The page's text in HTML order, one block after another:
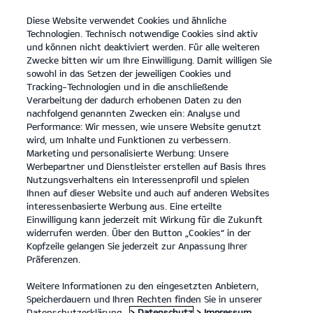
open
menu
KONTAKT
Diese Website verwendet Cookies und ähnliche
Technologien. Technisch notwendige Cookies sind aktiv
und können nicht deaktiviert werden. Für alle weiteren
Zwecke bitten wir um Ihre Einwilligung. Damit willigen Sie
sowohl in das Setzen der jeweiligen Cookies und
Tracking-Technologien und in die anschließende
Verarbeitung der dadurch erhobenen Daten zu den
nachfolgend genannten Zwecken ein: Analyse und
Performance: Wir messen, wie unsere Website genutzt
wird, um Inhalte und Funktionen zu verbessern.
Marketing und personalisierte Werbung: Unsere
Werbepartner und Dienstleister erstellen auf Basis Ihres
Nutzungsverhaltens ein Interessenprofil und spielen
Ihnen auf dieser Website und auch auf anderen Websites
interessenbasierte Werbung aus. Eine erteilte
Einwilligung kann jederzeit mit Wirkung für die Zukunft
widerrufen werden. Über den Button „Cookies“ in der
Kopfzeile gelangen Sie jederzeit zur Anpassung Ihrer
Präferenzen.
Weitere Informationen zu den eingesetzten Anbietern,
Speicherdauern und Ihren Rechten finden Sie in unserer